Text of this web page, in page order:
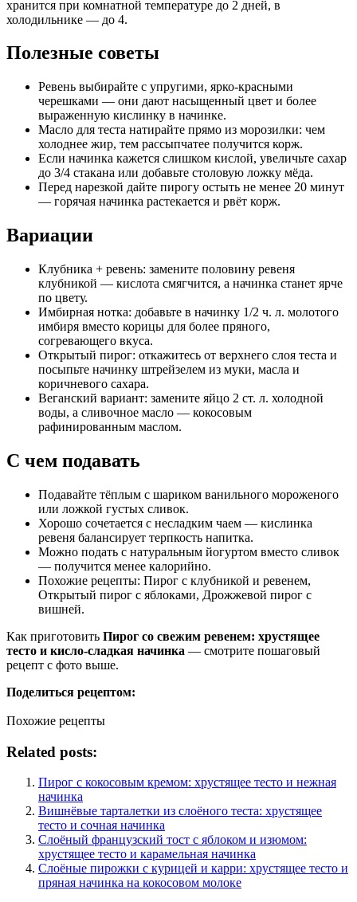
хранится при комнатной температуре до 2 дней, в
холодильнике — до 4.
Полезные советы
Ревень выбирайте с упругими, ярко-красными
черешками — они дают насыщенный цвет и более
выраженную кислинку в начинке.
Масло для теста натирайте прямо из морозилки: чем
холоднее жир, тем рассыпчатее получится корж.
Если начинка кажется слишком кислой, увеличьте сахар
до 3/4 стакана или добавьте столовую ложку мёда.
Перед нарезкой дайте пирогу остыть не менее 20 минут
— горячая начинка растекается и рвёт корж.
Вариации
Клубника + ревень: замените половину ревеня
клубникой — кислота смягчится, а начинка станет ярче
по цвету.
Имбирная нотка: добавьте в начинку 1/2 ч. л. молотого
имбиря вместо корицы для более пряного,
согревающего вкуса.
Открытый пирог: откажитесь от верхнего слоя теста и
посыпьте начинку штрейзелем из муки, масла и
коричневого сахара.
Веганский вариант: замените яйцо 2 ст. л. холодной
воды, а сливочное масло — кокосовым
рафинированным маслом.
С чем подавать
Подавайте тёплым с шариком ванильного мороженого
или ложкой густых сливок.
Хорошо сочетается с несладким чаем — кислинка
ревеня балансирует терпкость напитка.
Можно подать с натуральным йогуртом вместо сливок
— получится менее калорийно.
Похожие рецепты: Пирог с клубникой и ревенем,
Открытый пирог с яблоками, Дрожжевой пирог с
вишней.
Как приготовить Пирог со свежим ревенем: хрустящее
тесто и кисло-сладкая начинка — смотрите пошаговый
рецепт с фото выше.
Поделиться рецептом:
Похожие рецепты
Related posts:
Пирог с кокосовым кремом: хрустящее тесто и нежная
начинка
Вишнёвые тарталетки из слоёного теста: хрустящее
тесто и сочная начинка
Слоёный французский тост с яблоком и изюмом:
хрустящее тесто и карамельная начинка
Слоёные пирожки с курицей и карри: хрустящее тесто и
пряная начинка на кокосовом молоке